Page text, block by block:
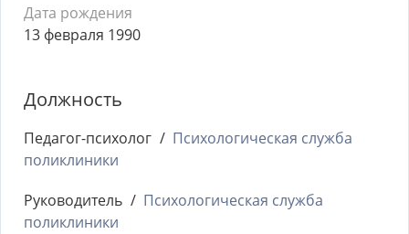
Дата рождения
13 февраля 1990
Должность
Педагог-психолог
Психологическая служба
поликлиники
Руководитель
Психологическая служба
поликлиники